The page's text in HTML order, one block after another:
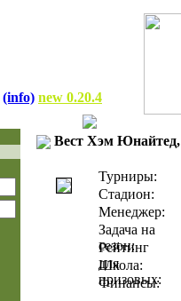
(info) new 0.20.4
Вест Хэм Юнайтед,
Турниры:
Стадион:
Менеджер:
Задача на
сезон:
Рейтинг
для
призовых:
Школа:
Финансы: